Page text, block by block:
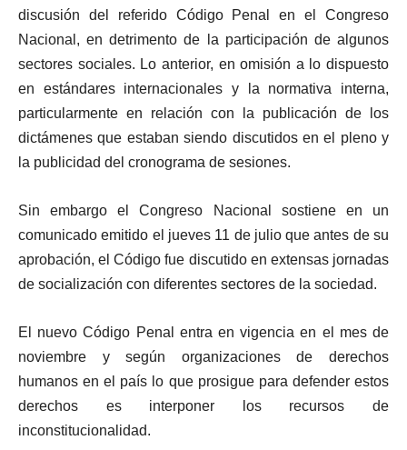
discusión del referido Código Penal en el Congreso
Nacional, en detrimento de la participación de algunos
sectores sociales. Lo anterior, en omisión a lo dispuesto
en estándares internacionales y la normativa interna,
particularmente en relación con la publicación de los
dictámenes que estaban siendo discutidos en el pleno y
la publicidad del cronograma de sesiones.
Sin embargo el Congreso Nacional sostiene en un
comunicado emitido el jueves 11 de julio que antes de su
aprobación, el Código fue discutido en extensas jornadas
de socialización con diferentes sectores de la sociedad.
El nuevo Código Penal entra en vigencia en el mes de
noviembre y según organizaciones de derechos
humanos en el país lo que prosigue para defender estos
derechos es interponer los recursos de
inconstitucionalidad.